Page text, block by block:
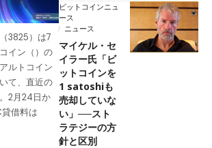
3825）は7
イン（）の
ルトコイン
て、直近の
2月24日か
貸借料は
ビットコインニュ
ース
ニュース
マイケル・セ
イラー氏「ビ
ットコインを
1 satoshiも
売却していな
い」──スト
ラテジーの方
針と区別